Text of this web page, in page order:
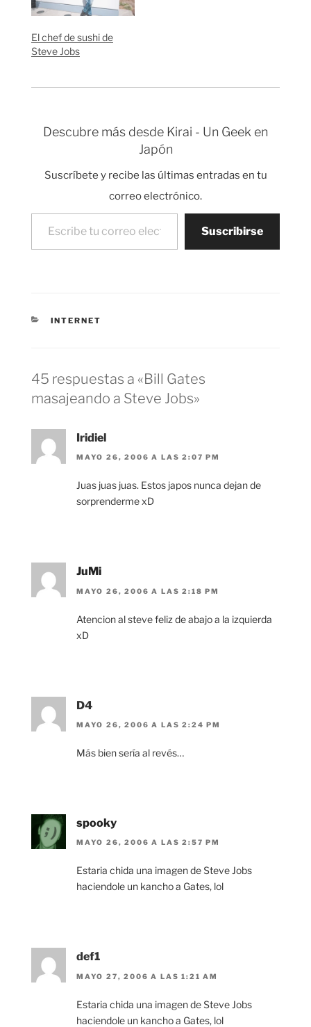
El chef de sushi de
Steve Jobs
Descubre más desde Kirai - Un Geek en
Japón
Suscríbete y recibe las últimas entradas en tu
correo electrónico.
Escribe tu correo electrónico…
Suscribirse
CATEGORÍAS
INTERNET
45 respuestas a «Bill Gates
masajeando a Steve Jobs»
Iridiel
MAYO 26, 2006 A LAS 2:07 PM
Juas juas juas. Estos japos nunca dejan de
sorprenderme xD
JuMi
MAYO 26, 2006 A LAS 2:18 PM
Atencion al steve feliz de abajo a la izquierda
xD
D4
MAYO 26, 2006 A LAS 2:24 PM
Más bien sería al revés…
spooky
MAYO 26, 2006 A LAS 2:57 PM
Estaria chida una imagen de Steve Jobs
haciendole un kancho a Gates, lol
def1
MAYO 27, 2006 A LAS 1:21 AM
Estaria chida una imagen de Steve Jobs
haciendole un kancho a Gates, lol